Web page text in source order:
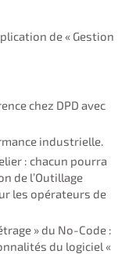
de « Gestion
chez DPD avec
industrielle.
: chacun pourra
de l’Outillage
les opérateurs de
» du No-Code :
du logiciel «